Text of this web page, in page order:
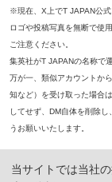
※現在、X上でT JAPAN公式
ロゴや投稿写真を無断で使
ご注意ください。
集英社がT JAPANの名称で
万が一、類似アカウントか
知など）を受け取った場合
してせず、DM自体を削除
うお願いいたします。
※ 掲載商品の価格は、特に記載が
当サイトでは当社